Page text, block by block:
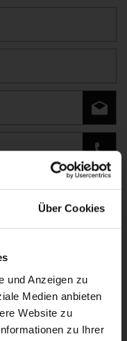
Über Cookies
und Anzeigen zu
Medien anbieten
Website zu
zu Ihrer